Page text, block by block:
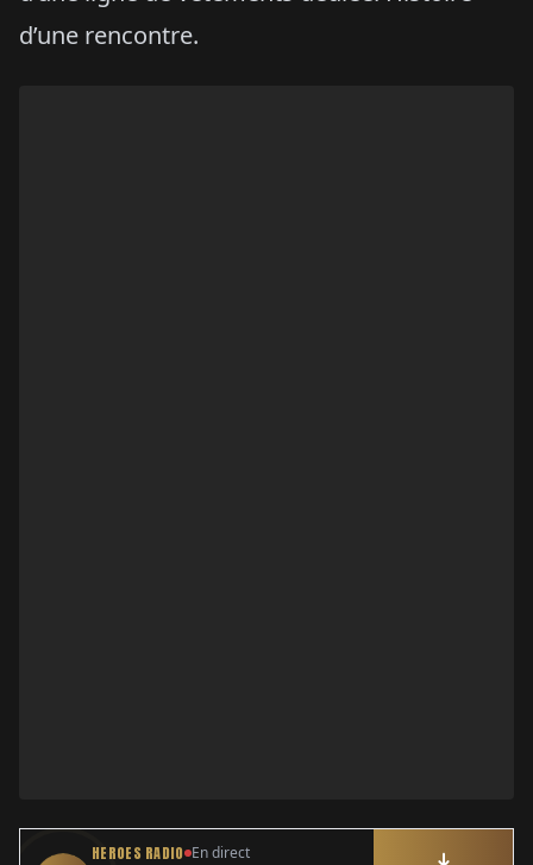
d’une rencontre.
HEROES RADIO En direct